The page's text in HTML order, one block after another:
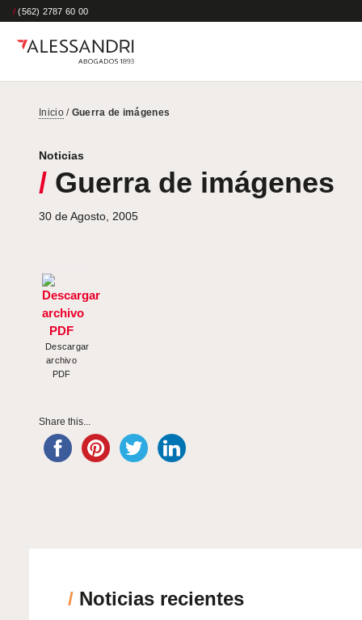
/ (562) 2787 60 00
Inicio/ Guerra de imágenes
Noticias
/ Guerra de imágenes
30 de Agosto, 2005
Descargar
archivo
PDF
Share this...
/ Noticias recientes